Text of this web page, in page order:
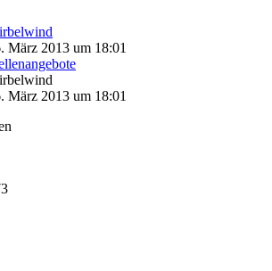
März 2013 um 18:01
März 2013 um 18:01